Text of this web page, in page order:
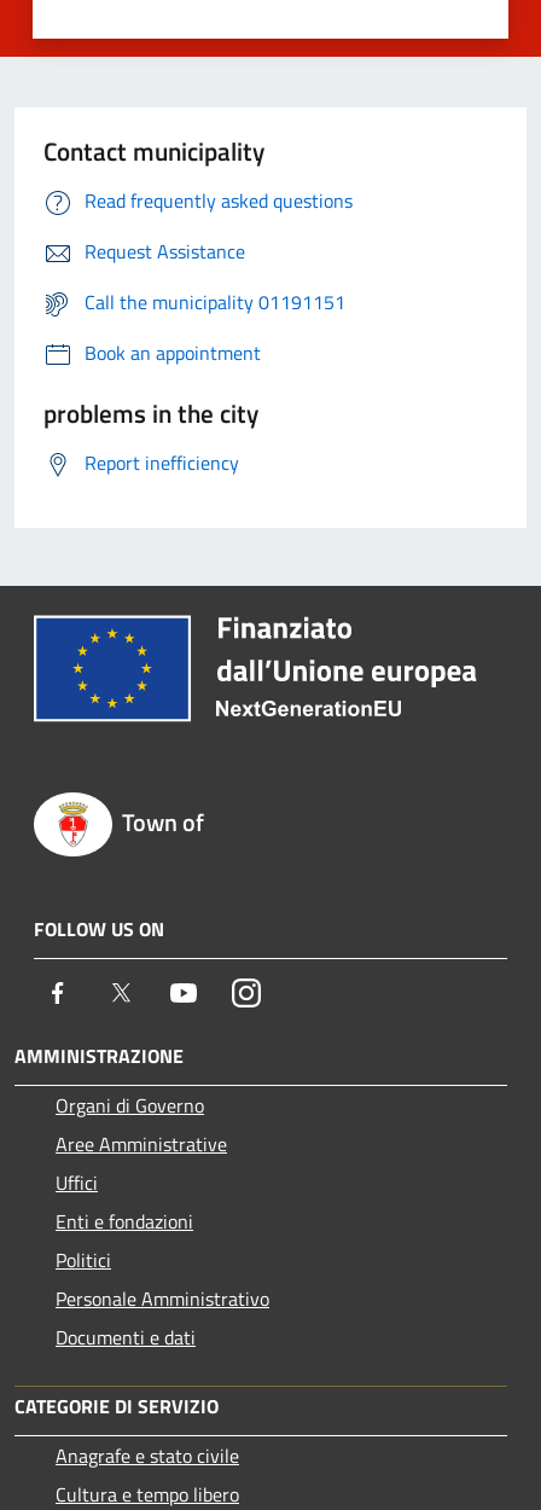
Contact municipality
Read frequently asked questions
Request Assistance
Call the municipality 01191151
Book an appointment
problems in the city
Report inefficiency
Town of
FOLLOW US ON
Facebook Twitter YoutubeInstagram
AMMINISTRAZIONE
Organi di Governo
Aree Amministrative
Uffici
Enti e fondazioni
Politici
Personale Amministrativo
Documenti e dati
CATEGORIE DI SERVIZIO
Anagrafe e stato civile
Cultura e tempo libero